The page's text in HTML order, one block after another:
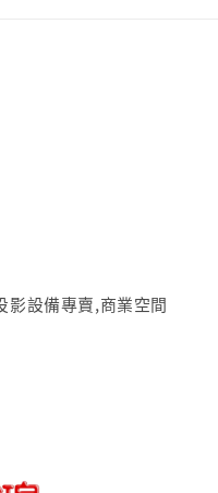
影設備專賣,商業空間